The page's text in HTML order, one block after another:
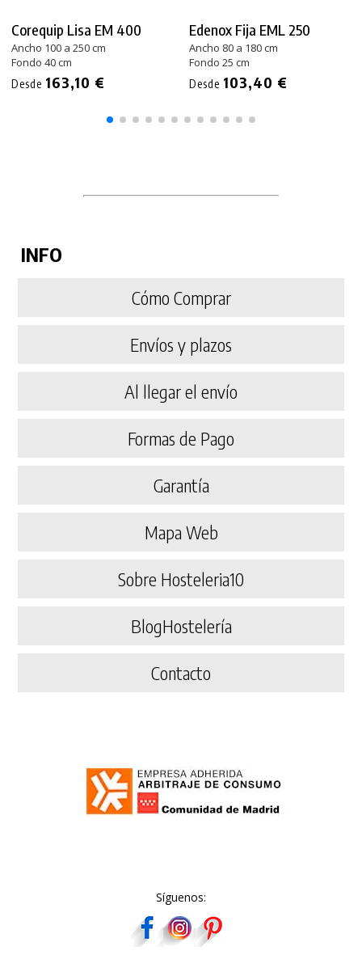
Corequip Lisa EM 400
Ancho 100 a 250 cm
Fondo 40 cm
Desde 163,10 €
Edenox Fija EML 250
Ancho 80 a 180 cm
Fondo 25 cm
Desde 103,40 €
INFO
Cómo Comprar
Envíos y plazos
Al llegar el envío
Formas de Pago
Garantía
Mapa Web
Sobre Hosteleria10
BlogHostelería
Contacto
Síguenos: